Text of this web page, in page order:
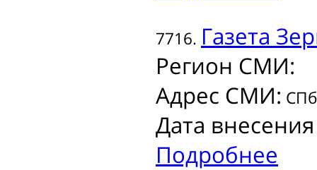
7716. Газета
Регион СМИ:
Адрес СМИ:
Дата
Подробнее